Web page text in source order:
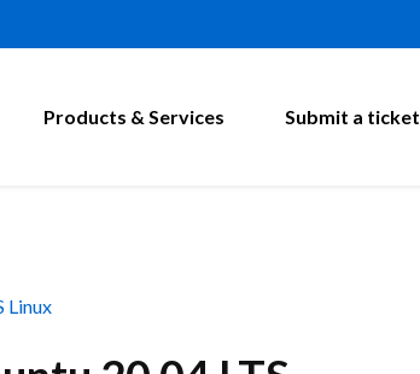
Products & Services Submit a ticket
Linux